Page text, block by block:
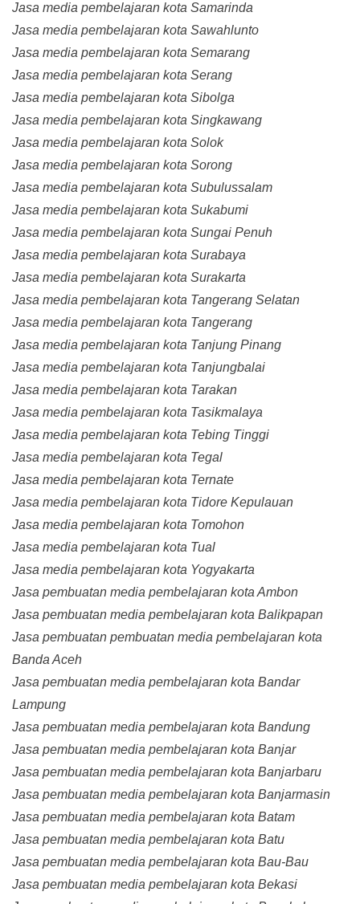
Jasa media pembelajaran kota Samarinda
Jasa media pembelajaran kota Sawahlunto
Jasa media pembelajaran kota Semarang
Jasa media pembelajaran kota Serang
Jasa media pembelajaran kota Sibolga
Jasa media pembelajaran kota Singkawang
Jasa media pembelajaran kota Solok
Jasa media pembelajaran kota Sorong
Jasa media pembelajaran kota Subulussalam
Jasa media pembelajaran kota Sukabumi
Jasa media pembelajaran kota Sungai Penuh
Jasa media pembelajaran kota Surabaya
Jasa media pembelajaran kota Surakarta
Jasa media pembelajaran kota Tangerang Selatan
Jasa media pembelajaran kota Tangerang
Jasa media pembelajaran kota Tanjung Pinang
Jasa media pembelajaran kota Tanjungbalai
Jasa media pembelajaran kota Tarakan
Jasa media pembelajaran kota Tasikmalaya
Jasa media pembelajaran kota Tebing Tinggi
Jasa media pembelajaran kota Tegal
Jasa media pembelajaran kota Ternate
Jasa media pembelajaran kota Tidore Kepulauan
Jasa media pembelajaran kota Tomohon
Jasa media pembelajaran kota Tual
Jasa media pembelajaran kota Yogyakarta
Jasa pembuatan media pembelajaran kota Ambon
Jasa pembuatan media pembelajaran kota Balikpapan
Jasa pembuatan pembuatan media pembelajaran kota
Banda Aceh
Jasa pembuatan media pembelajaran kota Bandar
Lampung
Jasa pembuatan media pembelajaran kota Bandung
Jasa pembuatan media pembelajaran kota Banjar
Jasa pembuatan media pembelajaran kota Banjarbaru
Jasa pembuatan media pembelajaran kota Banjarmasin
Jasa pembuatan media pembelajaran kota Batam
Jasa pembuatan media pembelajaran kota Batu
Jasa pembuatan media pembelajaran kota Bau-Bau
Jasa pembuatan media pembelajaran kota Bekasi